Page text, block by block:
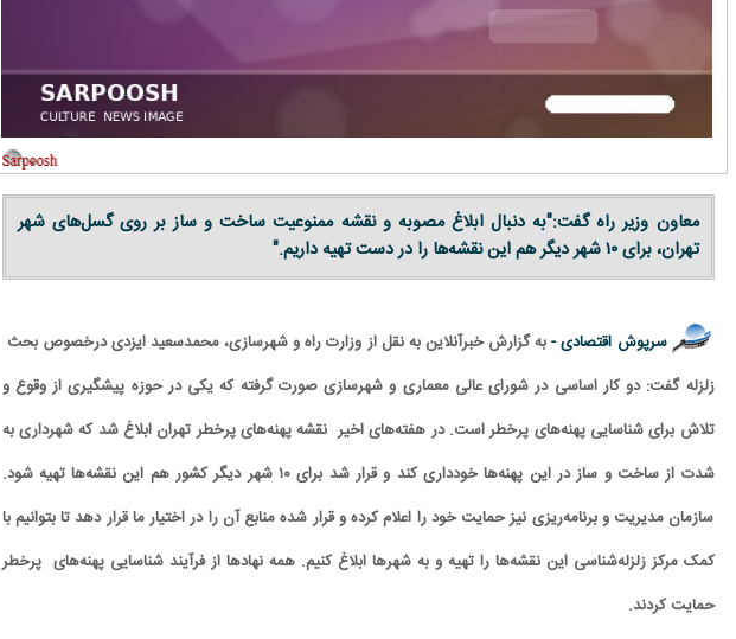
معاون وزیر راه گفت:"به دنبال ابلاغ مصوبه و نقشه ممنوعیت ساخت و ساز بر روی گسل‌های شهر
تهران، برای ۱۰ شهر دیگر هم این نقشه‌ها را در دست تهیه داریم."
سرپوش اقتصادی -به گزارش خبرآنلاین به نقل از وزارت راه و شهرسازی، محمدسعید ایزدی درخصوص بحث
زلزله گفت: دو کار اساسی در شورای عالی معماری و شهرسازی صورت گرفته که یکی در حوزه پیشگیری از وقوع و
تلاش برای شناسایی پهنه‌های پرخطر است. در هفته‌های اخیر نقشه پهنه‌های پرخطر تهران ابلاغ شد که شهرداری به
شدت از ساخت و ساز در این پهنه‌ها خودداری کند و قرار شد برای ۱۰ شهر دیگر کشور هم این نقشه‌ها تهیه شود.
سازمان مدیریت و برنامه‌ریزی نیز حمایت خود را اعلام کرده و قرار شده منابع آن را در اختیار ما قرار دهد تا بتوانیم با
کمک مرکز زلزله‌شناسی این نقشه‌ها را تهیه و به شهرها ابلاغ کنیم. همه نهادها از فرآیند شناسایی پهنه‌های پرخطر
حمایت کردند.